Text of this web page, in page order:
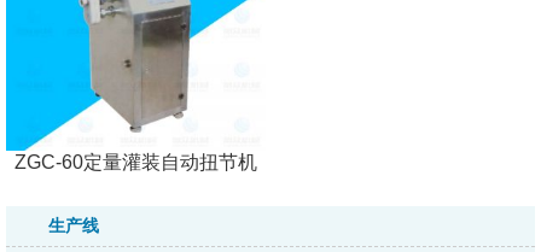
ZGC-60定量灌装自动扭节机
生产线